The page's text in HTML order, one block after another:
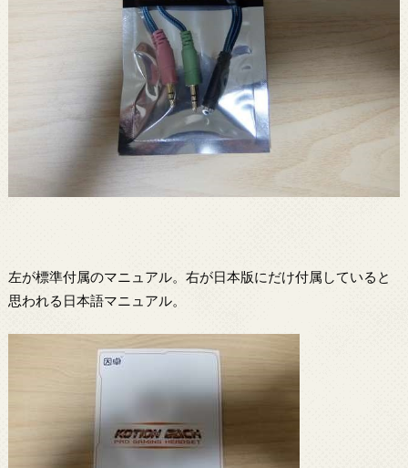
左が標準付属のマニュアル。右が日本版にだけ付属していると
思われる日本語マニュアル。